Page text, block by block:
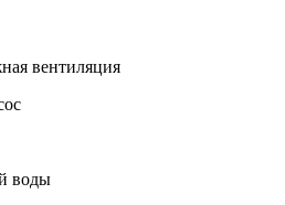
вентиляция
воды